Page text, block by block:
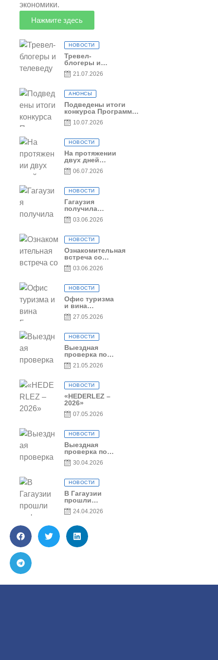
экономики.
Нажмите здесь
НОВОСТИ
Тревел-
блогеры и
телеведущие
из Словении
телевизионный
выпуск о
Гагаузии
21.07.2026
АНОНСЫ
Подведены итоги
конкурса Программы
по предоставлению
грантов субъектам
– 2026
10.07.2026
НОВОСТИ
На протяжении
двух дней
Гагаузия
принимала
Национального
офиса туризма
Республики
Молдова
06.07.2026
НОВОСТИ
Гагаузия
получила
международное
признание в
Culinary Trail
03.06.2026
НОВОСТИ
Ознакомительная
встреча со
студентами
специальности
туризму»
03.06.2026
НОВОСТИ
Офис туризма
и вина
Гагаузии —
участник
конференции
по развитию
туризма
27.05.2026
НОВОСТИ
Выездная
проверка по
вопросам
соблюдения
договоров о
предоставлении
грантов
предприятия
Baurlukhouse
21.05.2026
НОВОСТИ
«HEDERLEZ –
2026»
07.05.2026
НОВОСТИ
Выездная
проверка по
вопросам
соблюдения
договоров о
предоставлении
грантов
предприятия
SRL Grand Nic
Oil Company
30.04.2026
НОВОСТИ
В Гагаузии
прошли
информационные
сессии по
программе – 2026
24.04.2026